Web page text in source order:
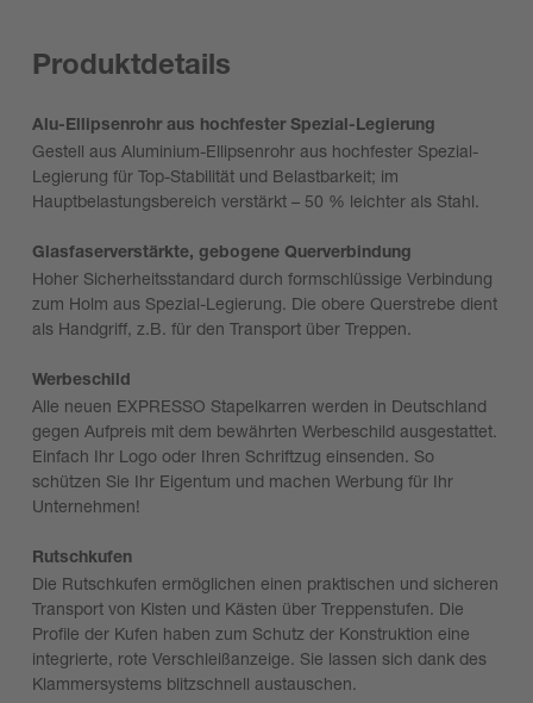
Produktdetails
Alu-Ellipsenrohr aus hochfester Spezial-Legierung
Gestell aus Aluminium-Ellipsenrohr aus hochfester Spezial-
Legierung für Top-Stabilität und Belastbarkeit; im
Hauptbelastungsbereich verstärkt – 50 % leichter als Stahl.
Glasfaserverstärkte, gebogene Querverbindung
Hoher Sicherheitsstandard durch formschlüssige Verbindung
zum Holm aus Spezial-Legierung. Die obere Querstrebe dient
als Handgriff, z.B. für den Transport über Treppen.
Werbeschild
Alle neuen EXPRESSO Stapelkarren werden in Deutschland
gegen Aufpreis mit dem bewährten Werbeschild ausgestattet.
Einfach Ihr Logo oder Ihren Schriftzug einsenden. So
schützen Sie Ihr Eigentum und machen Werbung für Ihr
Unternehmen!
Rutschkufen
Die Rutschkufen ermöglichen einen praktischen und sicheren
Transport von Kisten und Kästen über Treppenstufen. Die
Profile der Kufen haben zum Schutz der Konstruktion eine
integrierte, rote Verschleißanzeige. Sie lassen sich dank des
Klammersystems blitzschnell austauschen.